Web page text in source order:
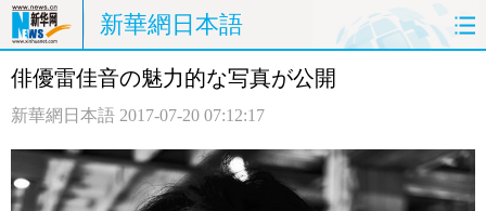
新華網日本語
ホームページ 政治
観光 評論 写真
俳優雷佳音の魅力的な写真が公開
新華網日本語 2017-07-20 07:12:17